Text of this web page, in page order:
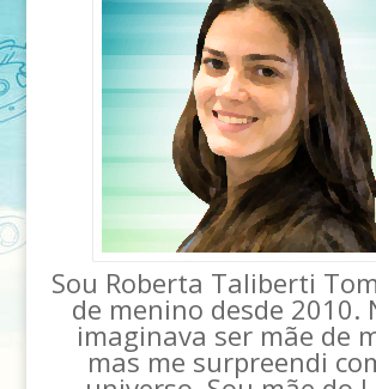
Sou Roberta Taliberti
de menino desde 2010.
imaginava ser mãe de
mas me surpreendi